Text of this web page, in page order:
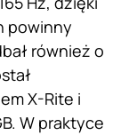
powinny
również o
X-Rite i
W praktyce